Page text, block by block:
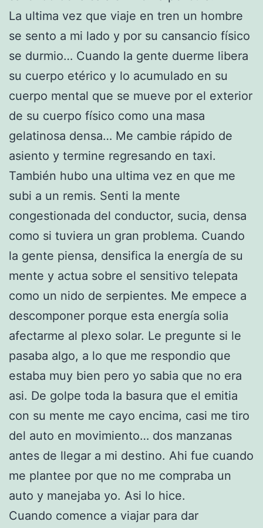
La ultima vez que viaje en tren un hombre
se sento a mi lado y por su cansancio físico
se durmio… Cuando la gente duerme libera
su cuerpo etérico y lo acumulado en su
cuerpo mental que se mueve por el exterior
de su cuerpo físico como una masa
gelatinosa densa… Me cambie rápido de
asiento y termine regresando en taxi.
También hubo una ultima vez en que me
subi a un remis. Senti la mente
congestionada del conductor, sucia, densa
como si tuviera un gran problema. Cuando
la gente piensa, densifica la energía de su
mente y actua sobre el sensitivo telepata
como un nido de serpientes. Me empece a
descomponer porque esta energía solia
afectarme al plexo solar. Le pregunte si le
pasaba algo, a lo que me respondio que
estaba muy bien pero yo sabia que no era
asi. De golpe toda la basura que el emitia
con su mente me cayo encima, casi me tiro
del auto en movimiento… dos manzanas
antes de llegar a mi destino. Ahi fue cuando
me plantee por que no me compraba un
auto y manejaba yo. Asi lo hice.
Cuando comence a viajar para dar